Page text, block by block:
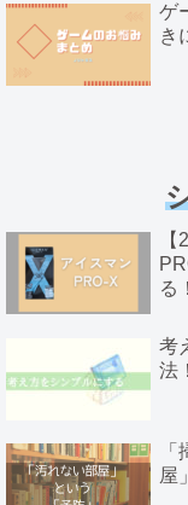
ゲ
き
る！
考
法！
屋